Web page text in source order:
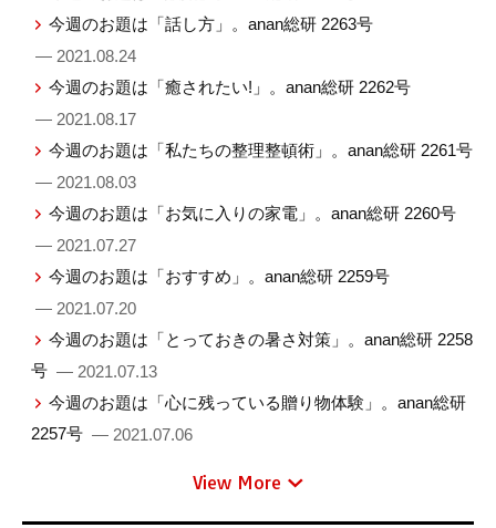
今週のお題は「話し方」。anan総研 2263号
— 2021.08.24
今週のお題は「癒されたい!」。anan総研 2262号
— 2021.08.17
今週のお題は「私たちの整理整頓術」。anan総研 2261号
— 2021.08.03
今週のお題は「お気に入りの家電」。anan総研 2260号
— 2021.07.27
今週のお題は「おすすめ」。anan総研 2259号
— 2021.07.20
今週のお題は「とっておきの暑さ対策」。anan総研 2258
号 — 2021.07.13
今週のお題は「心に残っている贈り物体験」。anan総研
2257号 — 2021.07.06
View More